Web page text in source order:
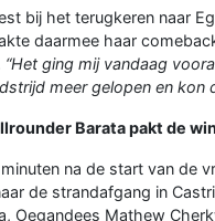
bij het terugkeren naar
daarmee haar
“Het ging mij vandaag
meer gelopen en kon
Barata pakt de
minuten na de start van de
de strandafgang in
Oegandees Mathew